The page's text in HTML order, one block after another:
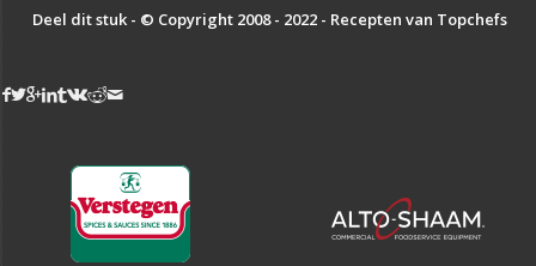
Deel dit stuk - © Copyright 2008 - 2022 - Recepten van Topchefs